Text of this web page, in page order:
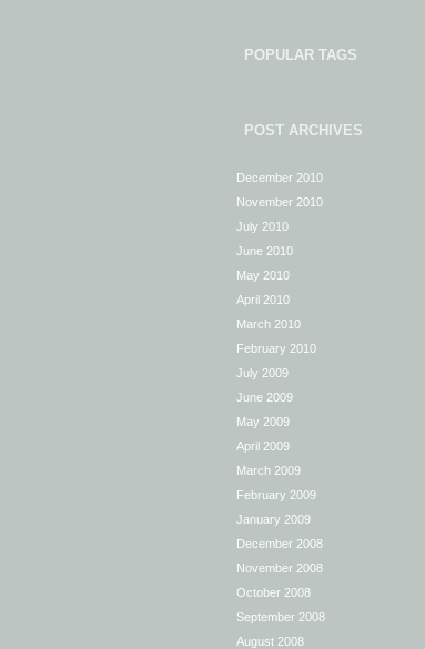
POPULAR TAGS
POST ARCHIVES
December 2010
November 2010
July 2010
June 2010
May 2010
April 2010
March 2010
February 2010
July 2009
June 2009
May 2009
April 2009
March 2009
February 2009
January 2009
December 2008
November 2008
October 2008
September 2008
August 2008